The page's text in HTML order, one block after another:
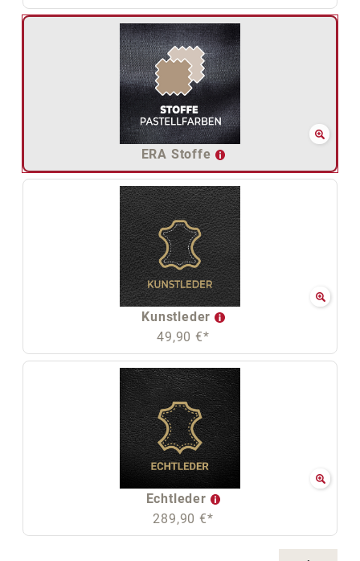
ERA Stoffe
Kunstleder
49,90 €*
Echtleder
289,90 €*